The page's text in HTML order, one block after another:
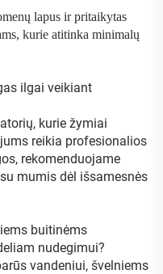
lapus ir pritaikytas
kurie atitinka minimalų
ilgai veikiant
kurie žymiai
reikia profesionalios
rekomenduojame
mumis dėl išsamesnės
buitinėms
nudegimui?
vandeniui, švelniems